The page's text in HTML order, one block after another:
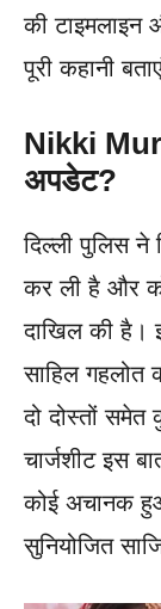
की
पूरी कहानी
Nikki
अपडेट?
दिल्ली पुलिस ने
कर ली है और
दाखिल की है।
साहिल गहलोत
दो दोस्तों समेत
चार्जशीट इस
कोई अचानक
सुनियोजित